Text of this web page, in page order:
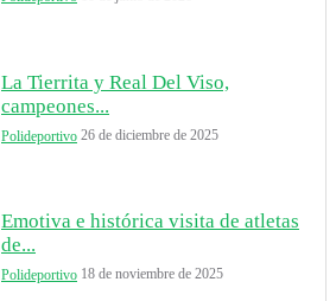
La Tierrita y Real Del Viso,
campeones...
Polideportivo 26 de diciembre de 2025
Emotiva e histórica visita de atletas
de...
Polideportivo 18 de noviembre de 2025